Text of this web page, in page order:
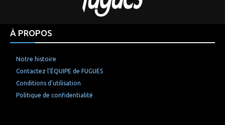
À PROPOS
Notre histoire
Contactez l’ÉQUIPE de FUGUES
Conditions d’utilisation
Politique de confidentialité